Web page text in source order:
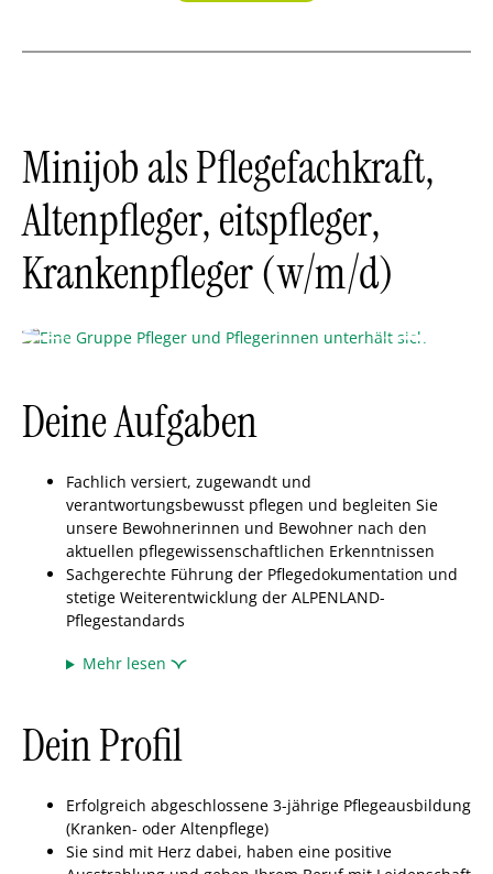
Minijob als Pflegefachkraft,
Altenpfleger, eitspfleger,
Krankenpfleger (w/m/d)
Deine Aufgaben
Fachlich versiert, zugewandt und
verantwortungsbewusst pflegen und begleiten Sie
unsere Bewohnerinnen und Bewohner nach den
aktuellen pflegewissenschaftlichen Erkenntnissen
Sachgerechte Führung der Pflegedokumentation und
stetige Weiterentwicklung der ALPENLAND-
Pflegestandards
Mehr lesen
Dein Profil
Erfolgreich abgeschlossene 3-jährige Pflegeausbildung
(Kranken- oder Altenpflege)
Sie sind mit Herz dabei, haben eine positive